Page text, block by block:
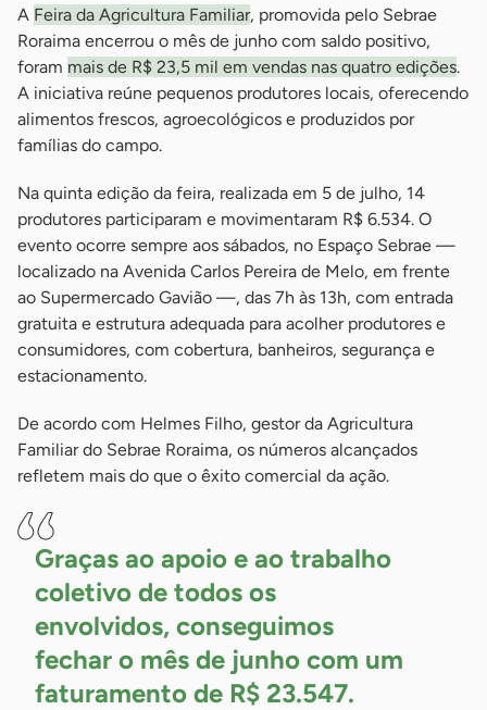
A Feira da Agricultura Familiar, promovida pelo Sebrae
Roraima encerrou o mês de junho com saldo positivo,
foram mais de R$ 23,5 mil em vendas nas quatro edições.
A iniciativa reúne pequenos produtores locais, oferecendo
alimentos frescos, agroecológicos e produzidos por
famílias do campo.
Na quinta edição da feira, realizada em 5 de julho, 14
produtores participaram e movimentaram R$ 6.534. O
evento ocorre sempre aos sábados, no Espaço Sebrae —
localizado na Avenida Carlos Pereira de Melo, em frente
ao Supermercado Gavião —, das 7h às 13h, com entrada
gratuita e estrutura adequada para acolher produtores e
consumidores, com cobertura, banheiros, segurança e
estacionamento.
De acordo com Helmes Filho, gestor da Agricultura
Familiar do Sebrae Roraima, os números alcançados
refletem mais do que o êxito comercial da ação.
Graças ao apoio e ao trabalho
coletivo de todos os
envolvidos, conseguimos
fechar o mês de junho com um
faturamento de R$ 23.547.